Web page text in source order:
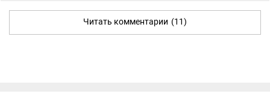
Читать комментарии (11)